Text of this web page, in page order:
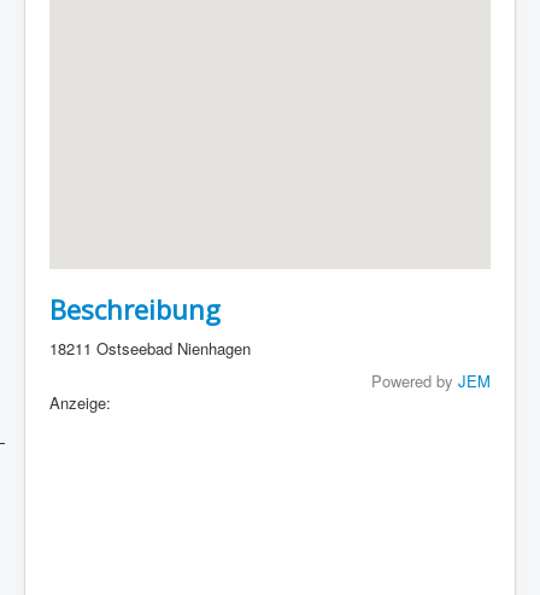
Beschreibung
18211 Ostseebad Nienhagen
Powered by JEM
Anzeige: